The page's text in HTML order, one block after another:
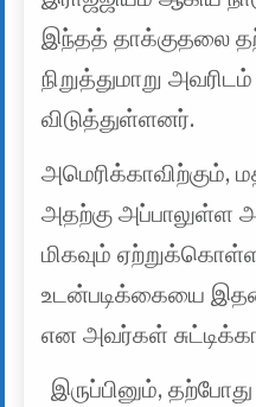
இந்தத் தாக்குதலை
நிறுத்துமாறு
விடுத்துள்ளனர்.
அமெரிக்காவிற்கும்,
அதற்கு அப்பாலுள்ள
மிகவும்
உடன்படிக்கையை இதன்
என அவர்கள்
இருப்பினும்,